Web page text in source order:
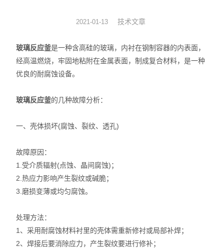
低温反应浴槽
高低温循环一体机
不锈钢高压反应釜
电热套
循环水真空泵
旋片式真空泵/油泵
智能控温仪
2021-01-13 技术文章
玻璃反应釜是一种含高硅的玻璃，内衬在钢制容器的内表面，
经高温燃烧，牢固地粘附在金属表面，制成复合材料，是一种
优良的耐腐蚀设备。
玻璃反应釜的几种故障分析：
一、壳体损坏(腐蚀、裂纹、透孔)
故障原因：
1.受介质辐射(点蚀、晶间腐蚀)；
2.热应力影响产生裂纹或碱脆；
3.磨损变薄或均匀腐蚀。
处理方法：
1、采用耐腐蚀材料衬里的壳体需重新修衬或局部补焊；
2、焊接后要消除应力，产生裂纹要进行修补；